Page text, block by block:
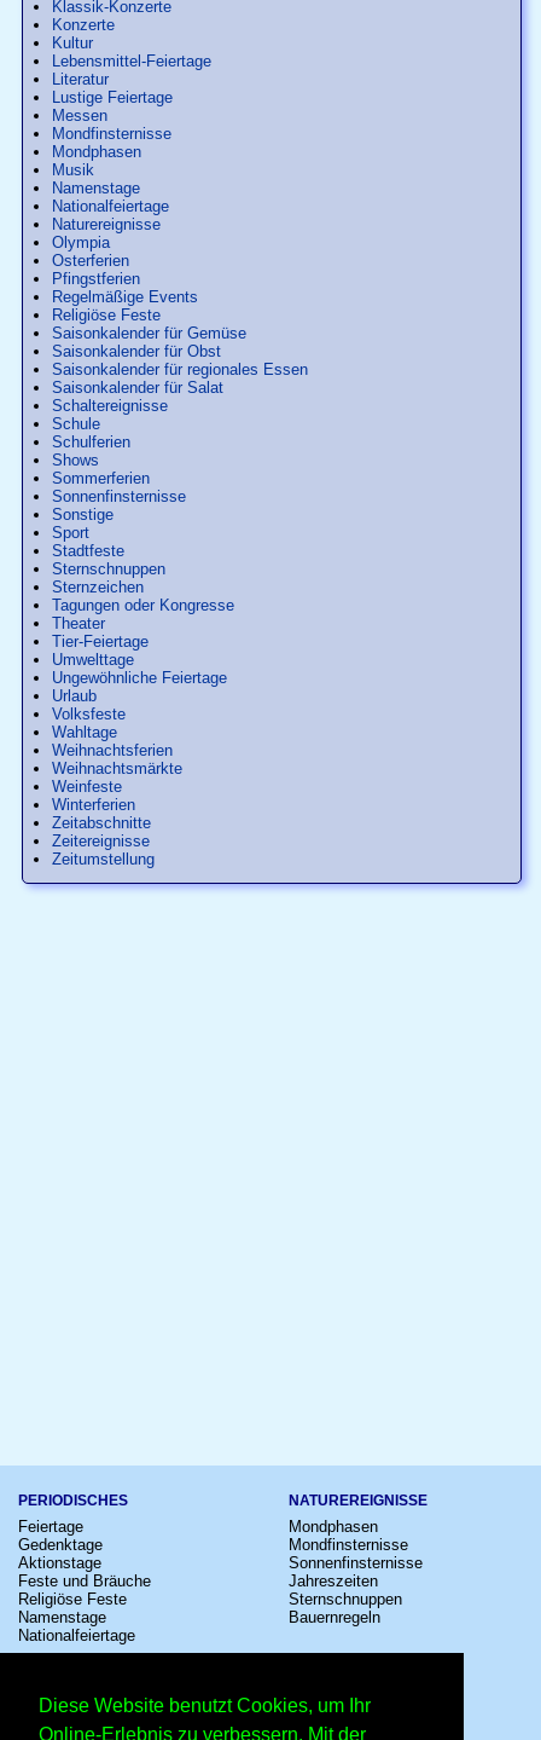
Diese Website benutzt Cookies, um Ihr
Online-Erlebnis zu verbessern. Mit der
Klassik-Konzerte
Konzerte
Kultur
Lebensmittel-Feiertage
Literatur
Lustige Feiertage
Messen
Mondfinsternisse
Mondphasen
Musik
Namenstage
Nationalfeiertage
Naturereignisse
Olympia
Osterferien
Pfingstferien
Regelmäßige Events
Religiöse Feste
Saisonkalender für Gemüse
Saisonkalender für Obst
Saisonkalender für regionales Essen
Saisonkalender für Salat
Schaltereignisse
Schule
Schulferien
Shows
Sommerferien
Sonnenfinsternisse
Sonstige
Sport
Stadtfeste
Sternschnuppen
Sternzeichen
Tagungen oder Kongresse
Theater
Tier-Feiertage
Umwelttage
Ungewöhnliche Feiertage
Urlaub
Volksfeste
Wahltage
Weihnachtsferien
Weihnachtsmärkte
Weinfeste
Winterferien
Zeitabschnitte
Zeitereignisse
Zeitumstellung
PERIODISCHES
Feiertage
Gedenktage
Aktionstage
Feste und Bräuche
Religiöse Feste
Namenstage
Nationalfeiertage
NATUREREIGNISSE
Mondphasen
Mondfinsternisse
Sonnenfinsternisse
Jahreszeiten
Sternschnuppen
Bauernregeln
Kinostarts
Festivals
Sternzeichen
Schalttage